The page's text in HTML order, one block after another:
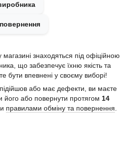
знаходяться під офіційною
що забезпечує їхню якість та
бути впевнені у своєму виборі!
або має дефекти, ви маєте
його або повернути протягом 14
правилами обміну та повернення